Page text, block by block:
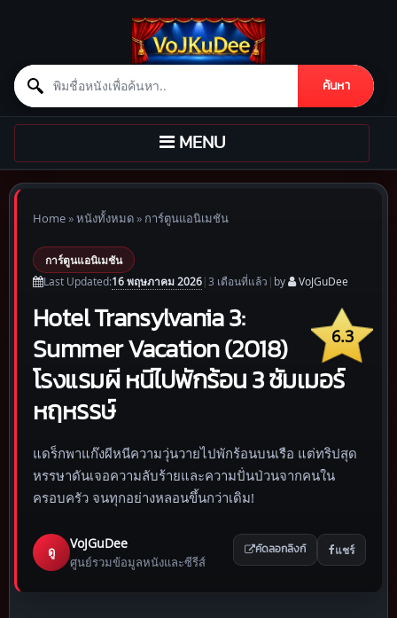
Search for:
ค้นหา
Skip to content
TOGGLE
NAVIGATION
MENU
Home»หนังทั้งหมด» การ์ตูนแอนิเมชัน
การ์ตูนแอนิเมชัน
Last Updated:16 พฤษภาคม 2026|3 เดือนที่แล้ว | by VoJGuDee
6.3
Hotel Transylvania 3:
Summer Vacation (2018)
โรงแรมผี หนีไปพักร้อน 3 ซัมเมอร์
หฤหรรษ์
แดร็กพาแก๊งผีหนีความวุ่นวายไปพักร้อนบนเรือ แต่ทริปสุด
หรรษาดันเจอความลับร้ายและความปั่นป่วนจากคนใน
ครอบครัว จนทุกอย่างหลอนขึ้นกว่าเดิม!
ดู
VoJGuDee
ศูนย์รวมข้อมูลหนังและซีรีส์
คัดลอกลิงก์ แชร์